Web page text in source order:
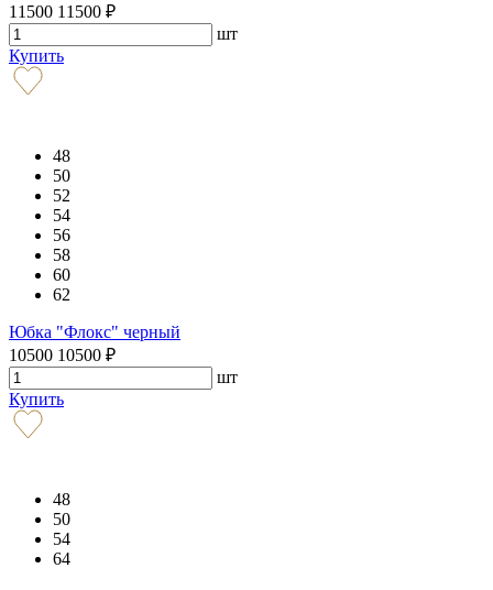
11500 11500 ₽
шт
Купить
48
50
52
54
56
58
60
62
Юбка "Флокс" черный
10500 10500 ₽
шт
Купить
48
50
54
64